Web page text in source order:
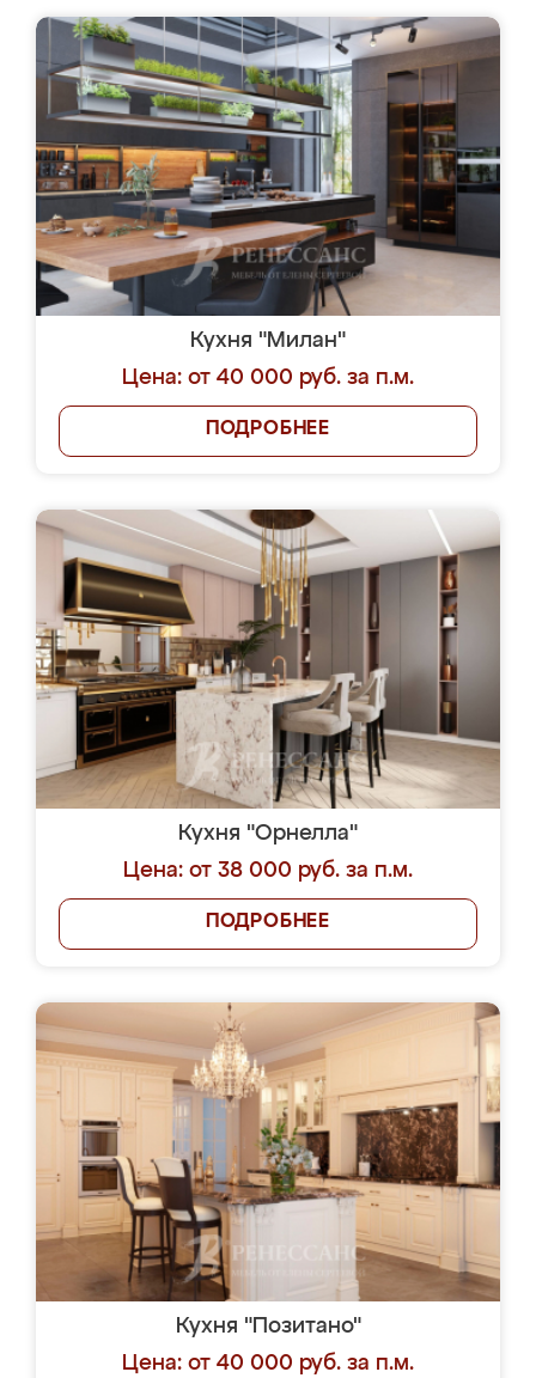
Кухня "Милан"
Цена: от 40 000 руб. за п.м.
ПОДРОБНЕЕ
Кухня "Орнелла"
Цена: от 38 000 руб. за п.м.
ПОДРОБНЕЕ
Кухня "Позитано"
Цена: от 40 000 руб. за п.м.